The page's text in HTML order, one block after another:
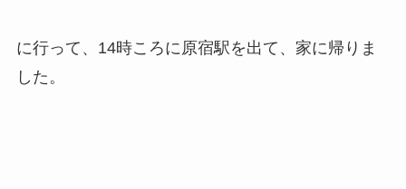
に行って、14時ころに原宿駅を出て、家に帰りま
した。